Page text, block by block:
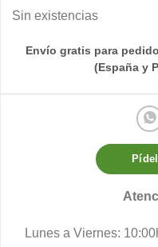
Sin existencias
Envío gratis para
(España y
Lunes a Viernes: